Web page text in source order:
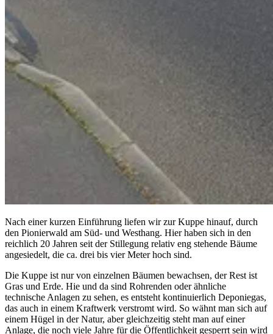
Nach einer kurzen Einführung liefen wir zur Kuppe hinauf, durch
den Pionierwald am Süd- und Westhang. Hier haben sich in den
reichlich 20 Jahren seit der Stillegung relativ eng stehende Bäume
angesiedelt, die ca. drei bis vier Meter hoch sind.
Die Kuppe ist nur von einzelnen Bäumen bewachsen, der Rest ist
Gras und Erde. Hie und da sind Rohrenden oder ähnliche
technische Anlagen zu sehen, es entsteht kontinuierlich Deponiegas,
das auch in einem Kraftwerk verstromt wird. So wähnt man sich auf
einem Hügel in der Natur, aber gleichzeitig steht man auf einer
Anlage, die noch viele Jahre für die Öffentlichkeit gesperrt sein wird